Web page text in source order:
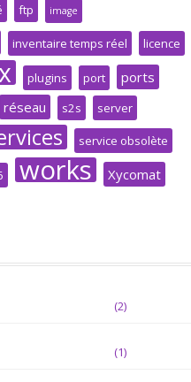
ftp image
inventaire temps réel licence
plugins port ports
réseau s2s server
service obsolète
works Xycomat
(2)
(1)